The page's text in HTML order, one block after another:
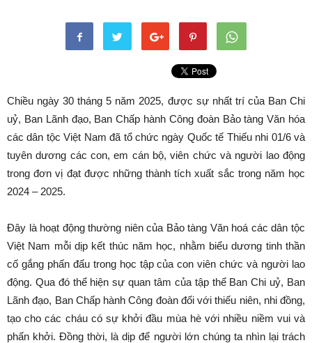
Chiều ngày 30 tháng 5 năm 2025, được sự nhất trí của Ban Chi
uỷ, Ban Lãnh đạo, Ban Chấp hành Công đoàn Bảo tàng Văn hóa
các dân tộc Việt Nam đã tổ chức ngày Quốc tế Thiếu nhi 01/6 và
tuyên dương các con, em cán bộ, viên chức và người lao động
trong đơn vị đạt được những thành tích xuất sắc trong năm học
2024 – 2025.
Đây là hoạt động thường niên của Bảo tàng Văn hoá các dân tộc
Việt Nam mỗi dịp kết thúc năm học, nhằm biểu dương tinh thần
cố gắng phấn đấu trong học tập của con viên chức và người lao
động. Qua đó thể hiện sự quan tâm của tập thể Ban Chi uỷ, Ban
Lãnh đạo, Ban Chấp hành Công đoàn đối với thiếu niên, nhi đồng,
tạo cho các cháu có sự khởi đầu mùa hè với nhiều niềm vui và
phấn khởi. Đồng thời, là dịp để người lớn chúng ta nhìn lại trách